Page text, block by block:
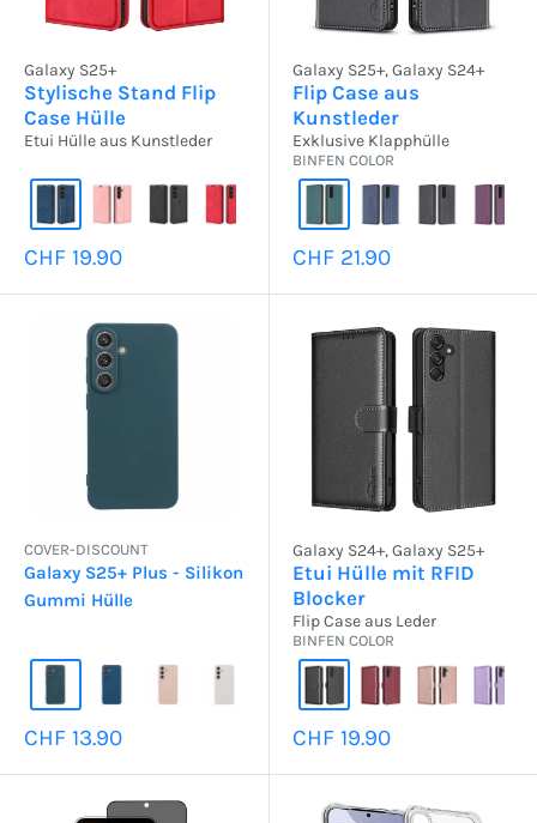
Galaxy S25+
Stylische Stand Flip
Case Hülle
Etui Hülle aus Kunstleder
Sonderpreis
CHF 19.90
Galaxy S25+, Galaxy S24+
Flip Case aus
Kunstleder
Exklusive Klapphülle
BINFEN COLOR
Sonderpreis
CHF 21.90
COVER-DISCOUNT
Galaxy S25+ Plus - Silikon
Gummi Hülle
Sonderpreis
CHF 13.90
Galaxy S24+, Galaxy S25+
Etui Hülle mit RFID
Blocker
Flip Case aus Leder
BINFEN COLOR
Sonderpreis
CHF 19.90